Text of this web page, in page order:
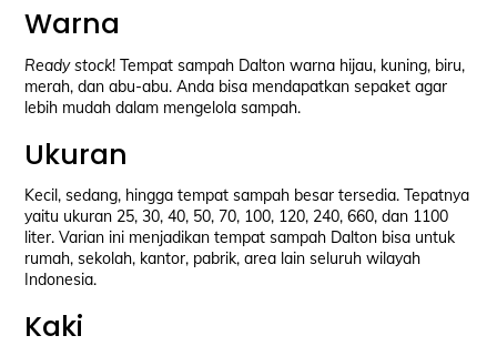
Warna
Ready stock! Tempat sampah Dalton warna hijau, kuning, biru,
merah, dan abu-abu. Anda bisa mendapatkan sepaket agar
lebih mudah dalam mengelola sampah.
Ukuran
Kecil, sedang, hingga tempat sampah besar tersedia. Tepatnya
yaitu ukuran 25, 30, 40, 50, 70, 100, 120, 240, 660, dan 1100
liter. Varian ini menjadikan tempat sampah Dalton bisa untuk
rumah, sekolah, kantor, pabrik, area lain seluruh wilayah
Indonesia.
Kaki